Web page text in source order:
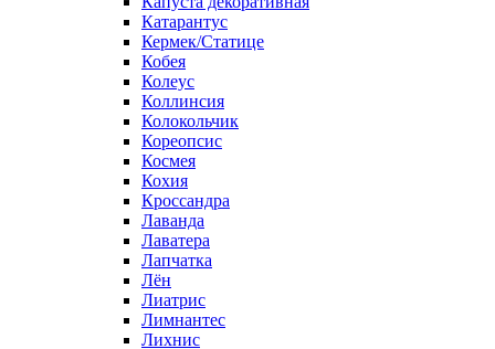
Катарантус
Кермек/Статице
Кобея
Колеус
Коллинсия
Колокольчик
Кореопсис
Космея
Кохия
Кроссандра
Лаванда
Лаватера
Лапчатка
Лён
Лиатрис
Лимнантес
Лихнис